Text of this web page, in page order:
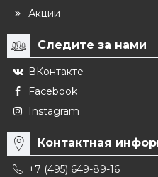
Акции
Следите за нами
ВКонтакте
Facebook
Instagram
Контактная
+7 (495) 649-89-16